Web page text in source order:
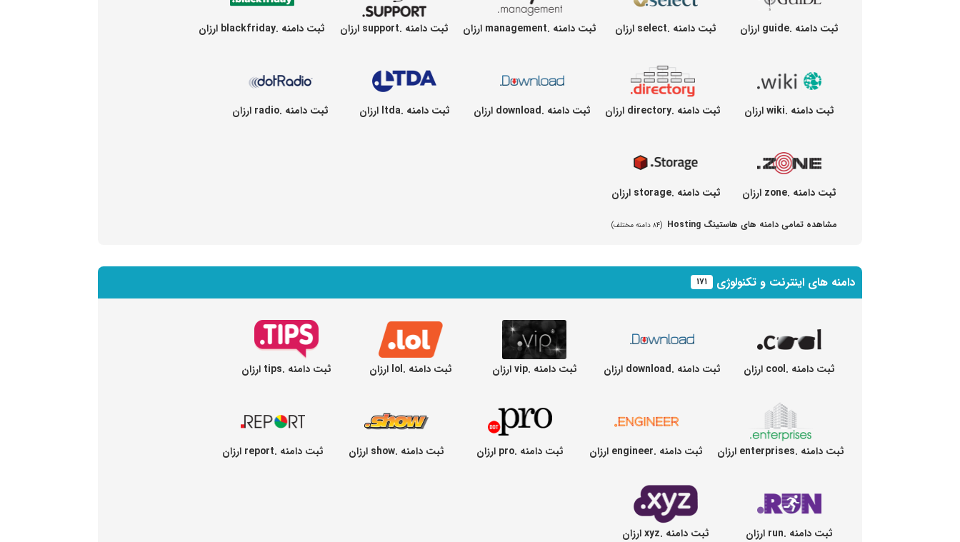
ثبت دامنه .guide ارزان ثبت دامنه .select ارزان ثبت دامنه .management ارزان ثبت دامنه .support ارزان ثبت دامنه .blackfriday ارزان
ثبت دامنه .wiki ارزان ثبت دامنه .directory ارزان ثبت دامنه .download ارزان ثبت دامنه .ltda ارزان ثبت دامنه .radio ارزان
ثبت دامنه .zone ارزان ثبت دامنه .storage ارزان
مشاهده تمامی دامنه های هاستینگ Hosting (۸۴ دامنه مختلف)
دامنه های اینترنت و تکنولوژی ۱۷۱
ثبت دامنه .cool ارزان ثبت دامنه .download ارزان ثبت دامنه .vip ارزان ثبت دامنه .lol ارزان ثبت دامنه .tips ارزان
ثبت دامنه .enterprises ارزان ثبت دامنه .engineer ارزان ثبت دامنه .pro ارزان ثبت دامنه .show ارزان ثبت دامنه .report ارزان
ثبت دامنه .run ارزان ثبت دامنه .xyz ارزان